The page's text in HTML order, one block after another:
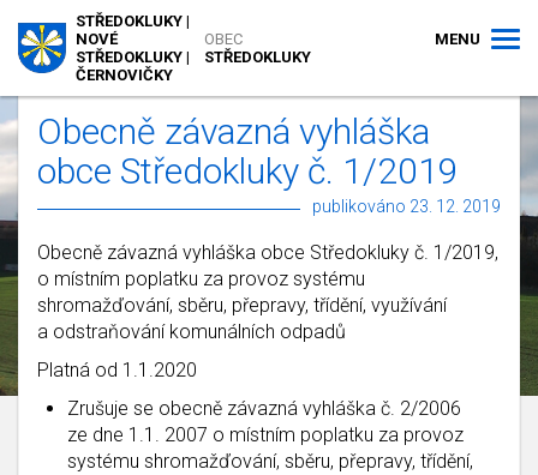
OBEC
STŘEDOKLUKY
STŘEDOKLUKY |
NOVÉ
STŘEDOKLUKY |
ČERNOVIČKY
MENU
Obecně závazná vyhláška
obce Středokluky č. 1/2019
publikováno 23. 12. 2019
Obecně závazná vyhláška obce Středokluky č. 1/2019,
o místním poplatku za provoz systému
shromažďování, sběru, přepravy, třídění, využívání
a odstraňování komunálních odpadů
Platná od 1.1.2020
Zrušuje se obecně závazná vyhláška č. 2/2006
ze dne 1.1. 2007 o místním poplatku za provoz
systému shromažďování, sběru, přepravy, třídění,